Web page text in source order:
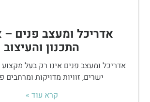
אדריכל ומעצב פנים –
התכנון והעיצוב
אדריכל ומעצב פנים אינו רק בעל מקצוע
ישרים, זוויות מדויקות ומרחבים
קרא עוד »